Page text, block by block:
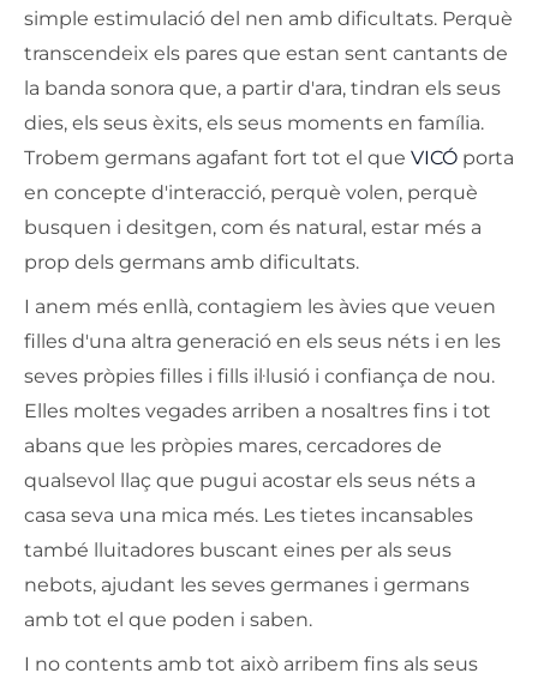
simple estimulació del nen amb dificultats. Perquè
transcendeix els pares que estan sent cantants de
la banda sonora que, a partir d'ara, tindran els seus
dies, els seus èxits, els seus moments en família.
Trobem germans agafant fort tot el que VICÓ porta
en concepte d'interacció, perquè volen, perquè
busquen i desitgen, com és natural, estar més a
prop dels germans amb dificultats.
I anem més enllà, contagiem les àvies que veuen
filles d'una altra generació en els seus néts i en les
seves pròpies filles i fills il·lusió i confiança de nou.
Elles moltes vegades arriben a nosaltres fins i tot
abans que les pròpies mares, cercadores de
qualsevol llaç que pugui acostar els seus néts a
casa seva una mica més. Les tietes incansables
també lluitadores buscant eines per als seus
nebots, ajudant les seves germanes i germans
amb tot el que poden i saben.
I no contents amb tot això arribem fins als seus